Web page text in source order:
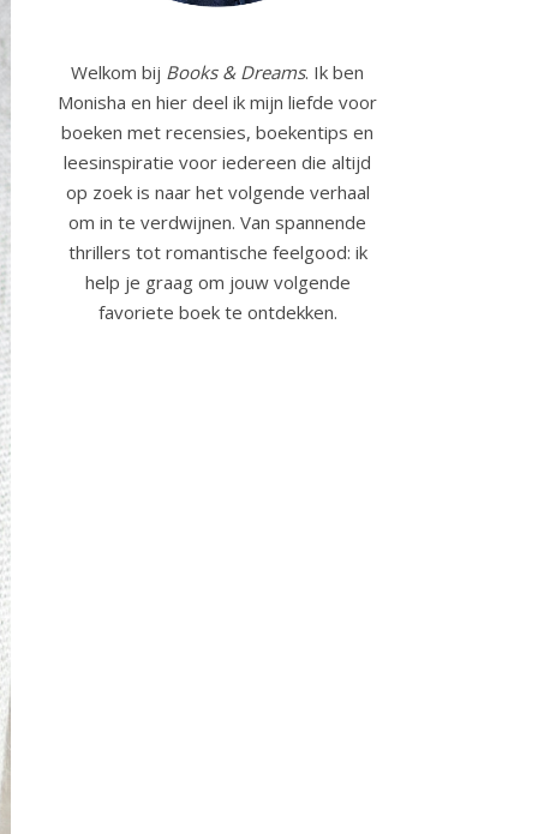
Welkom bij Books & Dreams. Ik ben
Monisha en hier deel ik mijn liefde voor
boeken met recensies, boekentips en
leesinspiratie voor iedereen die altijd
op zoek is naar het volgende verhaal
om in te verdwijnen. Van spannende
thrillers tot romantische feelgood: ik
help je graag om jouw volgende
favoriete boek te ontdekken.